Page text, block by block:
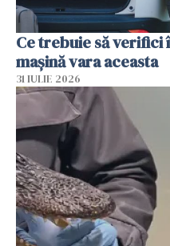
Ce trebuie să verifici
mașină vara aceasta
31 IULIE 2026